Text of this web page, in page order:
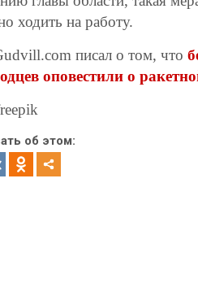
ходить на работу.
писал о том, что
оповестили о
об этом: